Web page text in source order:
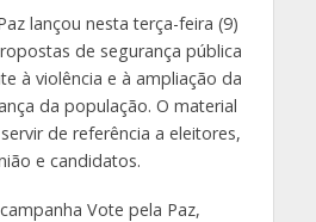
lançou nesta terça-feira (9)
de segurança pública
à violência e à ampliação da
da população. O material
de referência a eleitores,
e candidatos.
Vote pela Paz,